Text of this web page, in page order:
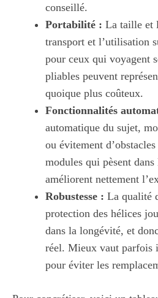
conseillé.
Portabilité : La taille et
transport et l’utilisation
pour ceux qui voyagent
pliables peuvent
quoique plus coûteux.
Fonctionnalités
automatique du sujet,
ou évitement
modules qui pèsent
améliorent nettement
Robustesse : La qualité
protection des hélices
dans la longévité, et
réel. Mieux vaut parfois
pour éviter les